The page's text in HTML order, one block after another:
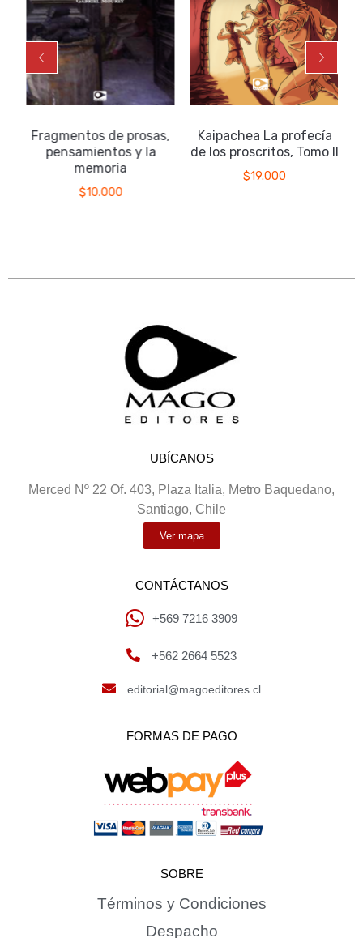
Fragmentos de prosas,
pensamientos y la
memoria
$10.000
Kaipachea La profecía
de los proscritos, Tomo II
$19.000
UBÍCANOS
Merced Nº 22 Of. 403, Plaza Italia, Metro Baquedano,
Santiago, Chile
Ver mapa
CONTÁCTANOS
+569 7216 3909
+562 2664 5523
editorial@magoeditores.cl
FORMAS DE PAGO
SOBRE
Términos y Condiciones
Despacho